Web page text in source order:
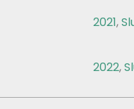
2021,
2022,